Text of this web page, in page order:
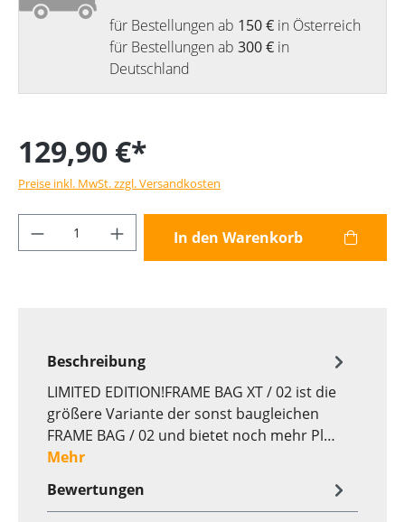
für Bestellungen ab 150 € in Österreich
für Bestellungen ab 300 € in
Deutschland
129,90 €*
Preise inkl. MwSt. zzgl. Versandkosten
Produkt Anzahl: Gib den gewünschten
In den Warenkorb
Beschreibung
LIMITED EDITION!FRAME BAG XT / 02 ist die
größere Variante der sonst baugleichen
FRAME BAG / 02 und bietet noch mehr Pl…
Mehr
Bewertungen